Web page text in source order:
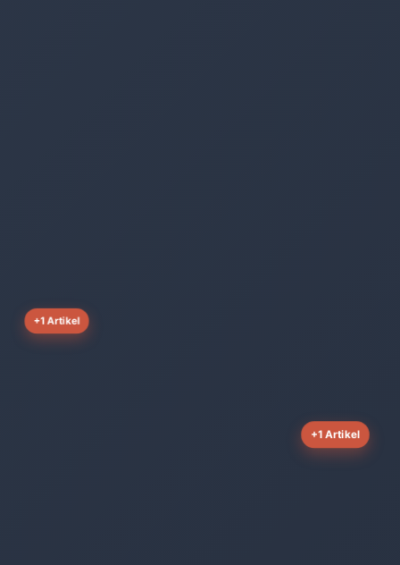
+1 Artikel
+1 Artikel